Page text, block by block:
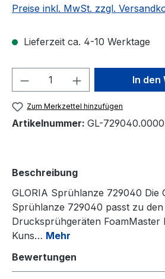
Preise inkl. MwSt. zzgl.
Lieferzeit ca. 4-10 Werktage
Produkt Anzahl: GibIn den
Zum Merkzettel hinzufügen
Artikelnummer: GL-729040.0000
Beschreibung
GLORIA Sprühlanze 729040 Die
Sprühlanze 729040 passt zu den
Drucksprühgeräten FoamMaster
Kuns… Mehr
Bewertungen